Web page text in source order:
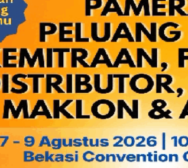
PANJA Karoseri MiniPix